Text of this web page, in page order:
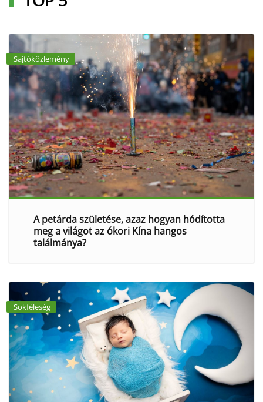
Sajtóközlemény
A petárda születése, azaz hogyan hódította
meg a világot az ókori Kína hangos
találmánya?
Sokféleség